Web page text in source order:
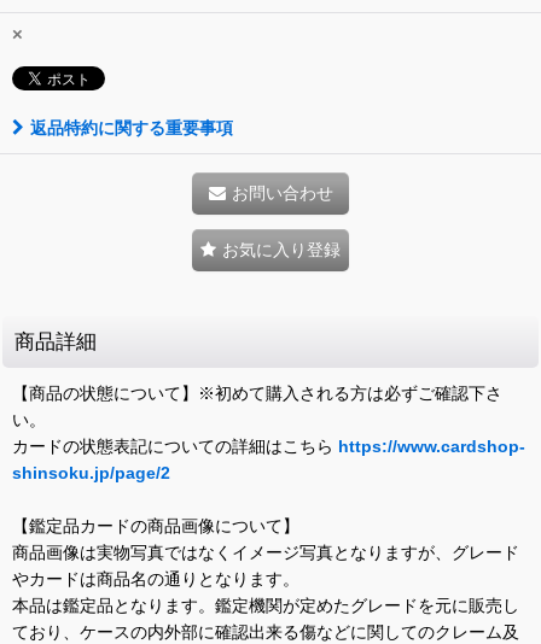
×
返品特約に関する重要事項
お問い合わせ
お気に入り登録
商品詳細
【商品の状態について】※初めて購入される方は必ずご確認下さ
い。
カードの状態表記についての詳細はこちら https://www.cardshop-
shinsoku.jp/page/2
【鑑定品カードの商品画像について】
商品画像は実物写真ではなくイメージ写真となりますが、グレード
やカードは商品名の通りとなります。
本品は鑑定品となります。鑑定機関が定めたグレードを元に販売し
ており、ケースの内外部に確認出来る傷などに関してのクレーム及